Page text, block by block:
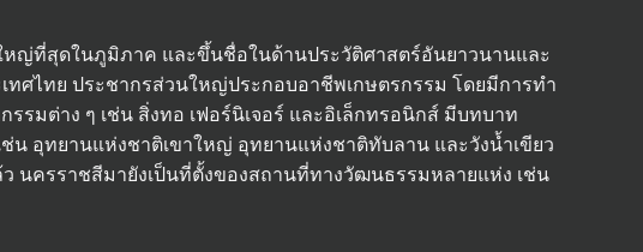
หญ่ที่สุดในภูมิภาค และขึ้นชื่อในด้านประวัติศาสตร์อันยาวนานและ
ศไทย ประชากรส่วนใหญ่ประกอบอาชีพเกษตรกรรม โดยมีการทำ
รมต่าง ๆ เช่น สิ่งทอ เฟอร์นิเจอร์ และอิเล็กทรอนิกส์ มีบทบาท
อุทยานแห่งชาติเขาใหญ่ อุทยานแห่งชาติทับลาน และวังน้ำเขียว
ครราชสีมายังเป็นที่ตั้งของสถานที่ทางวัฒนธรรมหลายแห่ง เช่น